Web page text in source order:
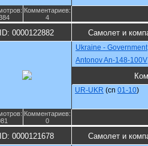
Комментариев:
4
ID: 0000122882 Самолет и
Ukraine - Government
Antonov An-148-100V
UR-UKR (cn 01-10)
Комментариев:
0
ID: 0000121678 Самолет и